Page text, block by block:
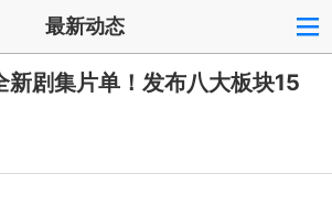
最新动态
新剧集片单！发布八大板块15